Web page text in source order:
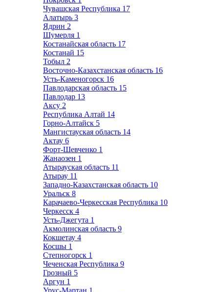
Чувашская Республика 17
Алатырь 3
Ядрин 2
Шумерля 1
Костанайская область 17
Костанай 15
Тобыл 2
Восточно-Казахстанская область 16
Усть-Каменогорск 16
Павлодарская область 15
Павлодар 13
Аксу 2
Республика Алтай 14
Горно-Алтайск 5
Мангистауская область 14
Актау 6
Форт-Шевченко 1
Жанаозен 1
Атырауская область 11
Атырау 11
Западно-Казахстанская область 10
Уральск 8
Карачаево-Черкесская Республика 10
Черкесск 4
Усть-Джегута 1
Акмолинская область 9
Кокшетау 4
Косшы 1
Степногорск 1
Чеченская Республика 9
Грозный 5
Аргун 1
Урус-Мартан 1